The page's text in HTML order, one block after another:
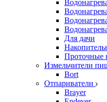
Для дачи
Проточные
Измельчители
Bort
Отпариватели
Brayer